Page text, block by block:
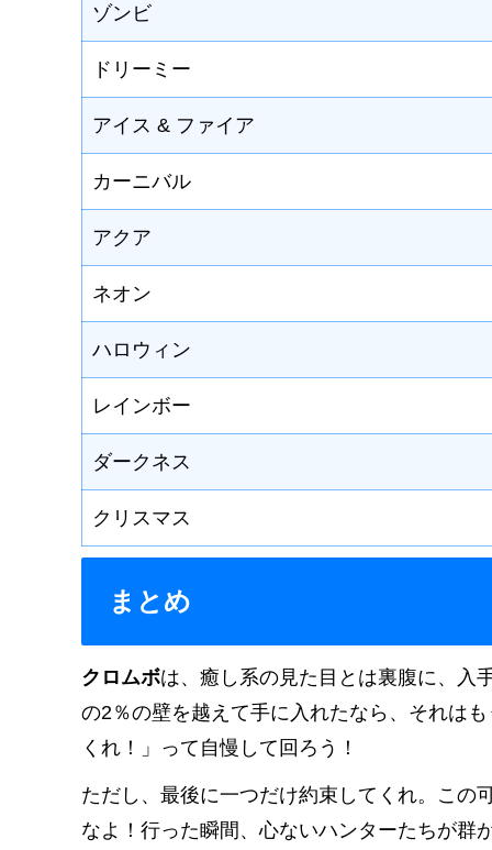
ゾンビ
ドリーミー
アイス & ファイア
カーニバル
アクア
ネオン
ハロウィン
レインボー
ダークネス
クリスマス
まとめ
クロムボは、癒し系の見た目とは裏腹に、入
の2％の壁を越えて手に入れたなら、それは
くれ！」って自慢して回ろう！
ただし、最後に一つだけ約束してくれ。この
なよ！行った瞬間、心ないハンターたちが群